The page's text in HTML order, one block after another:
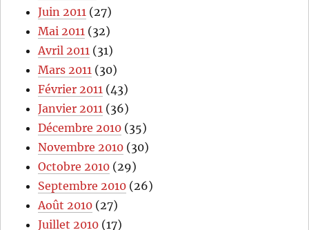
Juin 2011 (27)
Mai 2011 (32)
Avril 2011 (31)
Mars 2011 (30)
Février 2011 (43)
Janvier 2011 (36)
Décembre 2010 (35)
Novembre 2010 (30)
Octobre 2010 (29)
Septembre 2010 (26)
Août 2010 (27)
Juillet 2010 (17)